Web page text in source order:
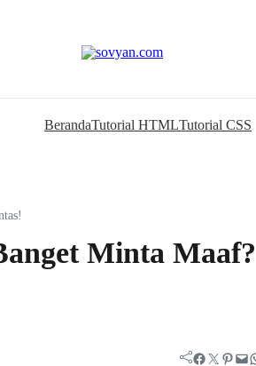
BerandaTutorial HTMLTutorial CSS
Minta Maaf?
Facebook Twitter Pinterest Mail WhatsApp